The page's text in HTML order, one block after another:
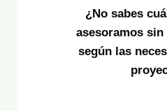
¿No sabes
asesoramos
según las